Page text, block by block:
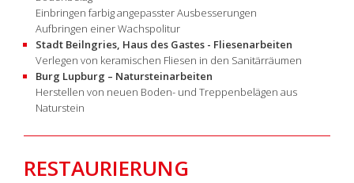
Einbringen farbig angepasster Ausbesserungen
Aufbringen einer Wachspolitur
Stadt Beilngries, Haus des Gastes - Fliesenarbeiten
Verlegen von keramischen Fliesen in den Sanitärräumen
Burg Lupburg – Natursteinarbeiten
Herstellen von neuen Boden- und Treppenbelägen aus
Naturstein
RESTAURIERUNG